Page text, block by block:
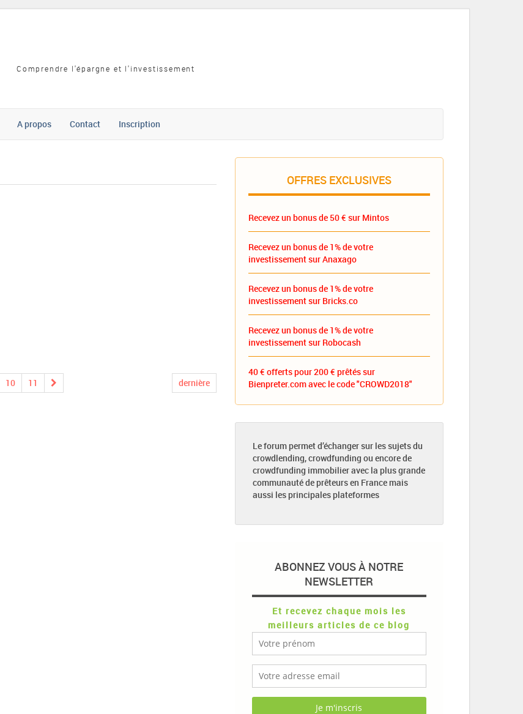
Comprendre l'épargne et l'investissement
A propos Contact Inscription
10 11 dernière
OFFRES EXCLUSIVES
Recevez un bonus de 50 € sur Mintos
Recevez un bonus de 1% de votre
investissement sur Anaxago
Recevez un bonus de 1% de votre
investissement sur Bricks.co
Recevez un bonus de 1% de votre
investissement sur Robocash
40 € offerts pour 200 € prêtés sur
Bienpreter.com avec le code "CROWD2018"
Le forum permet d’échanger sur les sujets du
crowdlending, crowdfunding ou encore de
crowdfunding immobilier avec la plus grande
communauté de prêteurs en France mais
aussi les principales plateformes
ABONNEZ VOUS À NOTRE
NEWSLETTER
Et recevez chaque mois les
meilleurs articles de ce blog